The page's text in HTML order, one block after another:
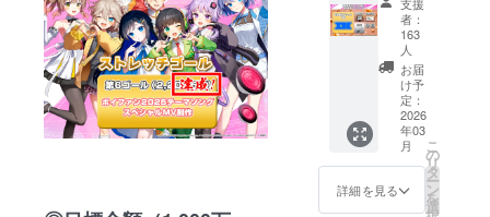
ム開発な
ど、幅広い
ニーズに応
フェッショ
ナルサービ
スを、高品
質かつリー
ズナブルな
信映像
とは異
なる視
点でボ
イファ
ンを楽
しめる
貴重な
映像を
してく
ださ
＋配信
視聴チ
ケット
コー
ス】 ☆
プラン
概要 現
地で盛
り上が
りたい
方はこ
者：
163
人
お届
け予
定：
2026
年03
月
詳細を見る
こ
の
リ
タ
ー
ン
を
選